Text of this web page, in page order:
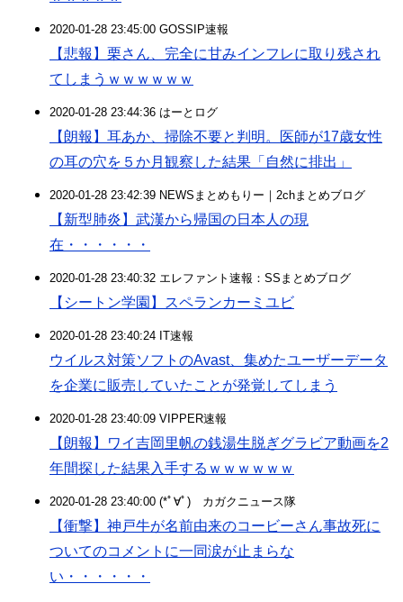
2020-01-28 23:45:00 GOSSIP速報
【悲報】栗さん、完全に甘みインフレに取り残され
てしまうｗｗｗｗｗｗ
2020-01-28 23:44:36 はーとログ
【朗報】耳あか、掃除不要と判明。医師が17歳女性
の耳の穴を５か月観察した結果「自然に排出」
2020-01-28 23:42:39 NEWSまとめもりー｜2chまとめブログ
【新型肺炎】武漢から帰国の日本人の現
在・・・・・・
2020-01-28 23:40:32 エレファント速報：SSまとめブログ
【シートン学園】スペランカーミユビ
2020-01-28 23:40:24 IT速報
ウイルス対策ソフトのAvast、集めたユーザーデータ
を企業に販売していたことが発覚してしまう
2020-01-28 23:40:09 VIPPER速報
【朗報】ワイ吉岡里帆の銭湯生脱ぎグラビア動画を2
年間探した結果入手するｗｗｗｗｗｗ
2020-01-28 23:40:00 (*ﾟ∀ﾟ)ゞカガクニュース隊
【衝撃】神戸牛が名前由来のコービーさん事故死に
ついてのコメントに一同涙が止まらな
い・・・・・・